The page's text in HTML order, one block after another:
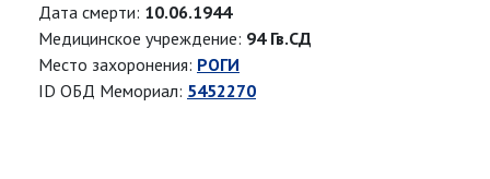
Дата смерти: 10.06.1944
Медицинское учреждение: 94 Гв.СД
Место захоронения: РОГИ
ID ОБД Мемориал: 5452270